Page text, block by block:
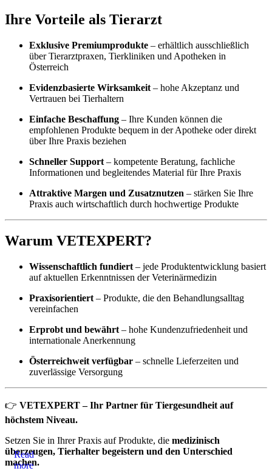
Ihre Vorteile als Tierarzt
Exklusive Premiumprodukte – erhältlich ausschließlich
über Tierarztpraxen, Tierkliniken und Apotheken in
Österreich
Evidenzbasierte Wirksamkeit – hohe Akzeptanz und
Vertrauen bei Tierhaltern
Einfache Beschaffung – Ihre Kunden können die
empfohlenen Produkte bequem in der Apotheke oder direkt
über Ihre Praxis beziehen
Schneller Support – kompetente Beratung, fachliche
Informationen und begleitendes Material für Ihre Praxis
Attraktive Margen und Zusatznutzen – stärken Sie Ihre
Praxis auch wirtschaftlich durch hochwertige Produkte
Warum VETEXPERT?
Wissenschaftlich fundiert – jede Produktentwicklung basiert
auf aktuellen Erkenntnissen der Veterinärmedizin
Praxisorientiert – Produkte, die den Behandlungsalltag
vereinfachen
Erprobt und bewährt – hohe Kundenzufriedenheit und
internationale Anerkennung
Österreichweit verfügbar – schnelle Lieferzeiten und
zuverlässige Versorgung
👉 VETEXPERT – Ihr Partner für Tiergesundheit auf
höchstem Niveau.
Setzen Sie in Ihrer Praxis auf Produkte, die medizinisch
überzeugen, Tierhalter begeistern und den Unterschied
machen.
Read
more